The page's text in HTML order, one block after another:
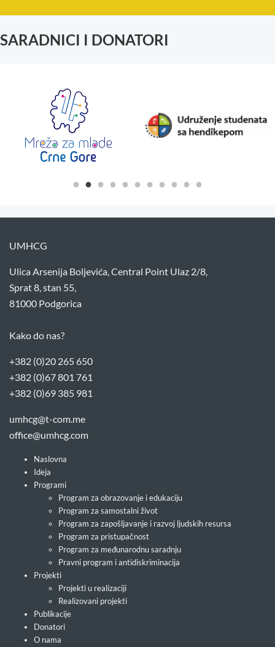
SARADNICI I DONATORI
UMHCG
Ulica Arsenija Boljevića, Central Point Ulaz 2/8,
Sprat 8, stan 55,
81000 Podgorica
Kako do nas?
+382 (0)20 265 650
+382 (0)67 801 761
+382 (0)69 385 981
umhcg@t-com.me
office@umhcg.com
Naslovna
Ideja
Programi
Program za obrazovanje i edukaciju
Program za samostalni život
Program za zapošljavanje i razvoj ljudskih resursa
Program za pristupačnost
Program za međunarodnu saradnju
Pravni program i antidiskriminacija
Projekti
Projekti u realizaciji
Realizovani projekti
Publikacije
Donatori
O nama